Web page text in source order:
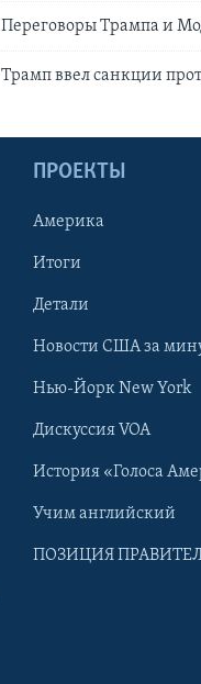
Переговоры Трампа и
Трамп ввел санкции
ПРОЕКТЫ
Америка
Итоги
Детали
Новости США за
Нью-Йорк New York
Дискуссия VOA
История «Голоса
Учим английский
ПОЗИЦИЯ